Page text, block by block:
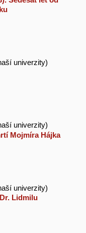
univerzity)
univerzity)
Mojmíra Hájka
univerzity)
Lidmilu